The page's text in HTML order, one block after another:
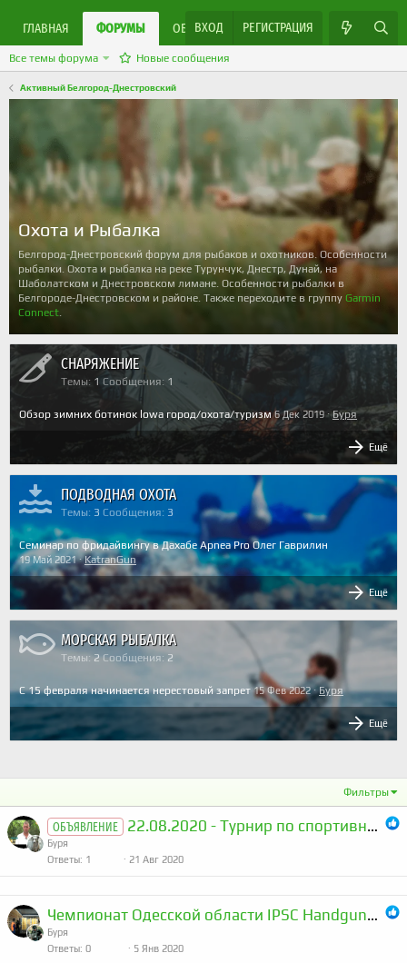
ГЛАВНАЯ ФОРУМЫ ОБЪЯВЛЕНИЯ ЯРМАРКА МАСТЕРОВ
ВХОД РЕГИСТРАЦИЯ
Все темы форума Новые сообщения
Активный Белгород-Днестровский
Охота и Рыбалка
Белгород-Днестровский форум для рыбаков и охотников. Особенности
рыбалки. Охота и рыбалка на реке Турунчук, Днестр, Дунай, на
Шаболатском и Днестровском лимане. Особенности рыбалки в
Белгороде-Днестровском и районе. Также переходите в группу Garmin
Connect.
СНАРЯЖЕНИЕ
Темы 1 Сообщения 1
Ещё
Обзор зимних ботинок lowa город/охота/туризм 6 Дек 2019 Буря
ПОДВОДНАЯ ОХОТА
Темы 3 Сообщения 3
Ещё
Семинар по фридайвингу в Дахабе Apnea Pro Олег Гаврилин
19 Май 2021 KatranGun
МОРСКАЯ РЫБАЛКА
Темы 2 Сообщения 2
Ещё
С 15 февраля начинается нерестовый запрет 15 Фев 2022 Буря
Фильтры
ОБЪЯВЛЕНИЕ 22.08.2020 - Турнир по спортивной рыбалке - первый причал
Буря
Ответы 1 21 Авг 2020
Чемпионат Одесской области IPSC Handgun/PCC (видео)
Буря
Ответы 0 5 Янв 2020